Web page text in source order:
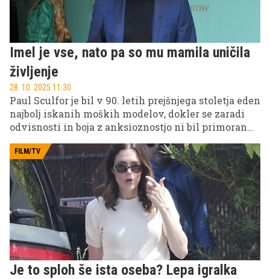
Imel je vse, nato pa so mu mamila uničila
življenje
28. 10. 2025 11.30
Paul Sculfor je bil v 90. letih prejšnjega stoletja eden
najbolj iskanih moških modelov, dokler se zaradi
odvisnosti in boja z anksioznostjo ni bil primoran
FILM/TV
Je to sploh še ista oseba? Lepa igralka